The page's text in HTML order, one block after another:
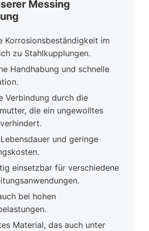
Messing
Korrosionsbeständigkeit im
zu Stahlkupplungen.
Handhabung und schnelle
Verbindung durch die
die ein ungewolltes
und geringe
einsetzbar für verschiedene
bei hohen
Material, das auch unter